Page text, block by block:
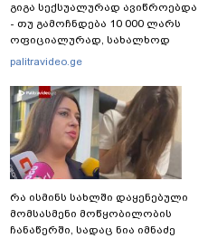
გიგა სექსუალურად ავიწროებდა
- თუ გამოჩნდება 10 000 ლარს
ოფიციალურად, სახალხოდ
გადავცემ" - ეკა კუპატაძე
palitravideo.ge
რა ისმინს სახლში დაყენებული
მომსასმენი მოწყობილობის
ჩანაწერში, სადაც ნია იმნაძე